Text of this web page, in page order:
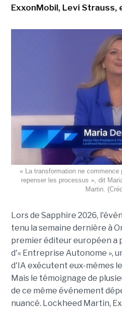
ExxonMobil, Levi
« La transformation ne
repenser les processus », dit
Martin.
Lors de Sapphire 2026,
tenu la semaine dernière à
premier éditeur européen a
d'« Entreprise Autonome »,
d'IA exécutent eux-mêmes
Mais le témoignage de
de ce même événement
nuancé. Lockheed Martin,